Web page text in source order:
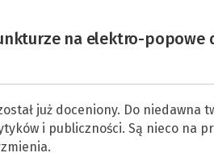
na elektro-popowe
już doceniony. Do niedawna
i publiczności. Są nieco na